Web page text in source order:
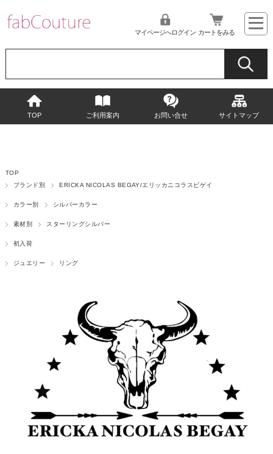
マイページへログイン カートをみる
TOP ご利用案内 お問い合せ サイトマップ
TOP
ブランド別
ERICKA NICOLAS BEGAY/エリッカニコラスビゲイ
カラー別 シルバーカラー
素材別 スターリングシルバー
初入荷
ジュエリー リング